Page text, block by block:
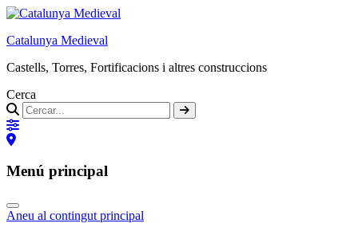
Catalunya Medieval
Castells, Torres, Fortificacions i altres construccions
Cerca
Menú principal
Aneu al contingut principal